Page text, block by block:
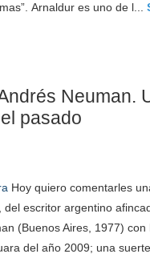
Arnaldur es uno de l...
Neuman.
pasado
Hoy quiero comentarles
del escritor argentino
(Buenos Aires, 1977)
del año 2009; una